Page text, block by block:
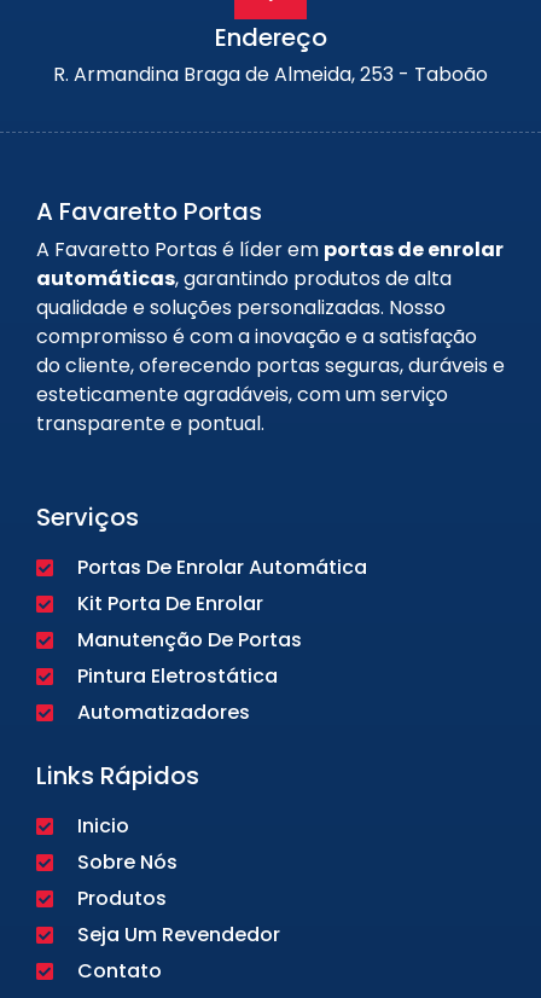
Endereço
R. Armandina Braga de Almeida, 253 - Taboão
A Favaretto Portas
A Favaretto Portas é líder em portas de enrolar
automáticas, garantindo produtos de alta
qualidade e soluções personalizadas. Nosso
compromisso é com a inovação e a satisfação
do cliente, oferecendo portas seguras, duráveis e
esteticamente agradáveis, com um serviço
transparente e pontual.
Serviços
Portas De Enrolar Automática
Kit Porta De Enrolar
Manutenção De Portas
Pintura Eletrostática
Automatizadores
Links Rápidos
Inicio
Sobre Nós
Produtos
Seja Um Revendedor
Contato